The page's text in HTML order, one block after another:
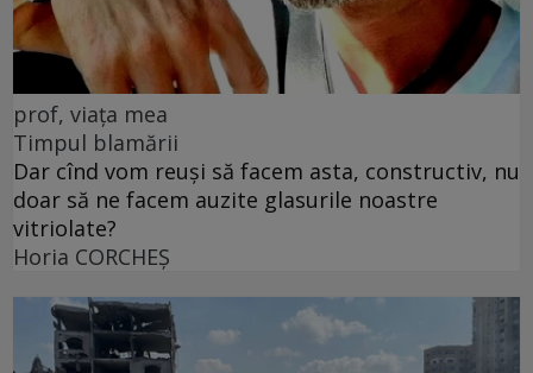
prof, viața mea
Timpul blamării
Dar cînd vom reuși să facem asta, constructiv, nu
doar să ne facem auzite glasurile noastre
vitriolate?
Horia CORCHEŞ